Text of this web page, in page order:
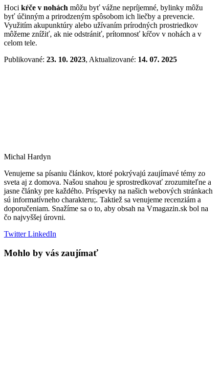
Hoci kŕče v nohách môžu byť vážne nepríjemné, bylinky môžu
byť účinným a prirodzeným spôsobom ich liečby a prevencie.
Využitím akupunktúry alebo užívaním prírodných prostriedkov
môžeme znížiť, ak nie odstrániť, prítomnosť kŕčov v nohách a v
celom tele.
Publikované: 23. 10. 2023, Aktualizované: 14. 07. 2025
Michal Hardyn
Venujeme sa písaniu článkov, ktoré pokrývajú zaujímavé témy zo
sveta aj z domova. Našou snahou je sprostredkovať zrozumiteľne a
jasne články pre každého. Príspevky na našich webových stránkach
sú informatívneho charakteru;. Taktiež sa venujeme recenziám a
doporučeniam. Snažíme sa o to, aby obsah na Vmagazin.sk bol na
čo najvyššej úrovni.
TwitterLinkedIn
Mohlo by vás zaujímať